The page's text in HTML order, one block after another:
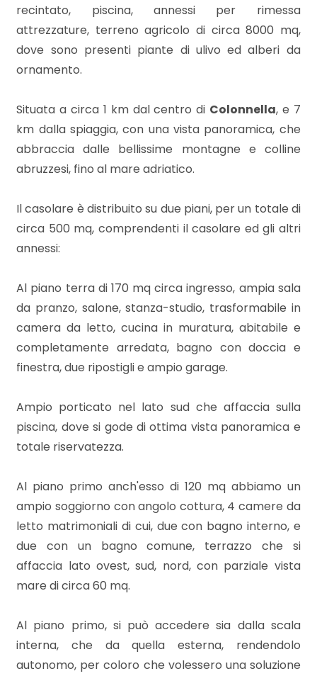
recintato, piscina, annessi per rimessa
attrezzature, terreno agricolo di circa 8000 mq,
dove sono presenti piante di ulivo ed alberi da
ornamento.
Situata a circa 1 km dal centro di Colonnella, e 7
km dalla spiaggia, con una vista panoramica, che
abbraccia dalle bellissime montagne e colline
abruzzesi, fino al mare adriatico.
Il casolare è distribuito su due piani, per un totale di
circa 500 mq, comprendenti il casolare ed gli altri
annessi:
Al piano terra di 170 mq circa ingresso, ampia sala
da pranzo, salone, stanza-studio, trasformabile in
camera da letto, cucina in muratura, abitabile e
completamente arredata, bagno con doccia e
finestra, due ripostigli e ampio garage.
Ampio porticato nel lato sud che affaccia sulla
piscina, dove si gode di ottima vista panoramica e
totale riservatezza.
Al piano primo anch'esso di 120 mq abbiamo un
ampio soggiorno con angolo cottura, 4 camere da
letto matrimoniali di cui, due con bagno interno, e
due con un bagno comune, terrazzo che si
affaccia lato ovest, sud, nord, con parziale vista
mare di circa 60 mq.
Al piano primo, si può accedere sia dalla scala
interna, che da quella esterna, rendendolo
autonomo, per coloro che volessero una soluzione
Locali
minimi
Qualsiasi
4
5+
minimi
Qualsiasi
1